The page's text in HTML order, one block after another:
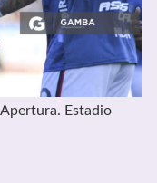
Estadio